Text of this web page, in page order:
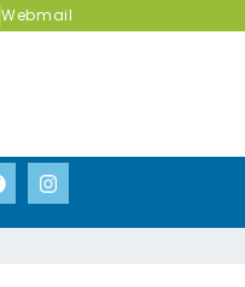
Webmail